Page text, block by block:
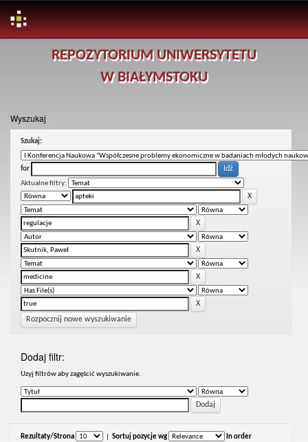
REPOZYTORIUM UNIWERSYTETU
W BIAŁYMSTOKU
Wyszukaj
Szukaj:
for
Aktualne filtry:
Rozpocznij nowe wyszukiwanie
Dodaj filtr:
Uzyj filtrów aby zagęścić wyszukiwanie.
Rezultaty/Strona Sortuj pozycje wg In order